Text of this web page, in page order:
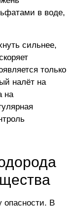
в воде,
сильнее,
только
налёт на
на
опасности. В